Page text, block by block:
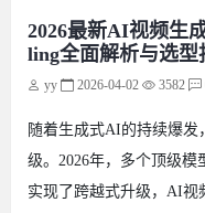
2026最新AI视频生
ling全面解析与选型
yy 2026-04-02 3582
随着生成式AI的持续爆
级。2026年，多个顶级
实现了跨越式升级，AI视